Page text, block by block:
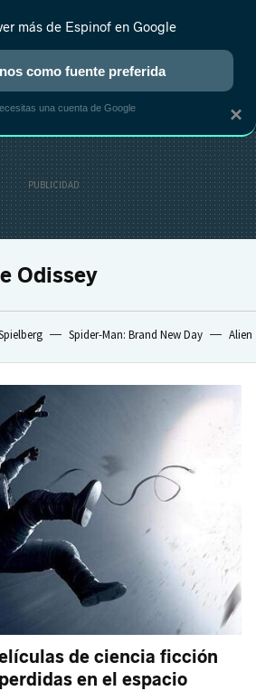
NUEVO
REALITY ANIME RANKINGS CINE
Odissey
Spider-Man: Brand New Day Alien
de ciencia ficción
en el espacio
×
más de Espinof en Google
como fuente preferida
una cuenta de Google